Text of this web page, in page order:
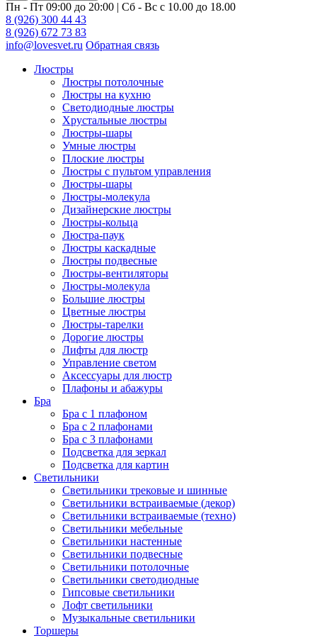
Пн - Пт 09:00 до 20:00 | Сб - Вс с 10.00 до 18.00
8 (926) 300 44 43
8 (926) 672 73 83
info@lovesvet.ru Обратная связь
Люстры
Люстры потолочные
Люстры на кухню
Светодиодные люстры
Хрустальные люстры
Люстры-шары
Умные люстры
Плоские люстры
Люстры с пультом управления
Люстры-шары
Люстры-молекула
Дизайнерские люстры
Люстры-кольца
Люстра-паук
Люстры каскадные
Люстры подвесные
Люстры-вентиляторы
Люстры-молекула
Большие люстры
Цветные люстры
Люстры-тарелки
Дорогие люстры
Лифты для люстр
Управление светом
Аксессуары для люстр
Плафоны и абажуры
Бра
Бра с 1 плафоном
Бра с 2 плафонами
Бра с 3 плафонами
Подсветка для зеркал
Подсветка для картин
Светильники
Светильники трековые и шинные
Светильники встраиваемые (декор)
Светильники встраиваемые (техно)
Светильники мебельные
Светильники настенные
Светильники подвесные
Светильники потолочные
Светильники светодиодные
Гипсовые светильники
Лофт светильники
Музыкальные светильники
Торшеры